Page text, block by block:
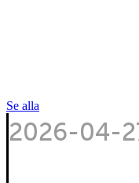
Se alla
2026-04-